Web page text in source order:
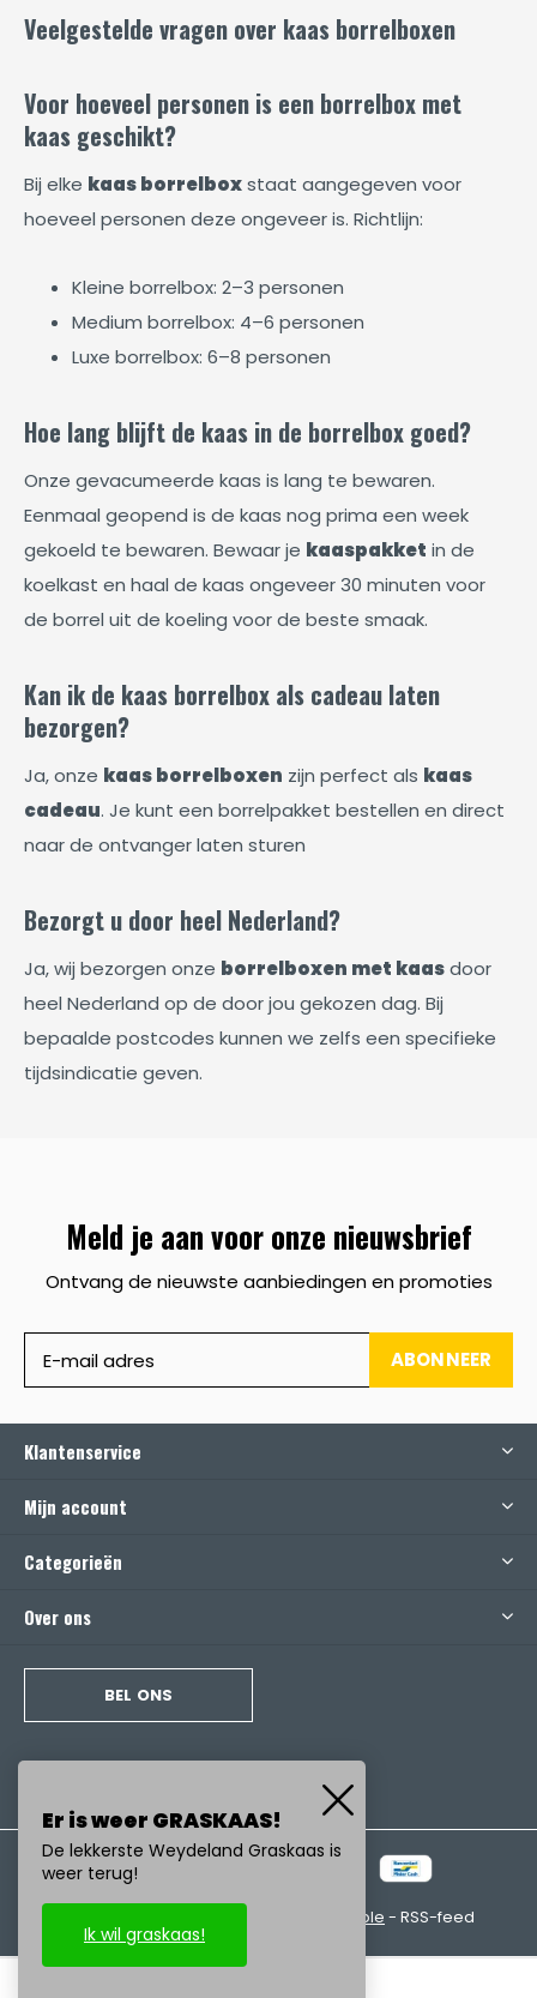
Veelgestelde vragen over kaas borrelboxen
Voor hoeveel personen is een borrelbox met
kaas geschikt?
Bij elke kaas borrelboxstaat aangegeven voor
hoeveel personen deze ongeveer is. Richtlijn:
Kleine borrelbox: 2–3 personen
Medium borrelbox: 4–6 personen
Luxe borrelbox: 6–8 personen
Hoe lang blijft de kaas in de borrelbox goed?
Onze gevacumeerde kaas is lang te bewaren.
Eenmaal geopend is de kaas nog prima een week
gekoeld te bewaren. Bewaar je kaaspakket in de
koelkast en haal de kaas ongeveer 30 minuten voor
de borrel uit de koeling voor de beste smaak.
Kan ik de kaas borrelbox als cadeau laten
bezorgen?
Ja, onze kaas borrelboxen zijn perfect als kaas
cadeau. Je kunt een borrelpakket bestellen en direct
naar de ontvanger laten sturen
Bezorgt u door heel Nederland?
Ja, wij bezorgen onze borrelboxen met kaasdoor
heel Nederland op de door jou gekozen dag. Bij
bepaalde postcodes kunnen we zelfs een specifieke
tijdsindicatie geven.
Meld je aan voor onze nieuwsbrief
Ontvang de nieuwste aanbiedingen en promoties
ABONNEER
Klantenservice
Mijn account
Categorieën
Over ons
BEL ONS
emarkable - RSS-feed
Er is weer GRASKAAS!
De lekkerste Weydeland Graskaas is
weer terug!
Ik wil graskaas!